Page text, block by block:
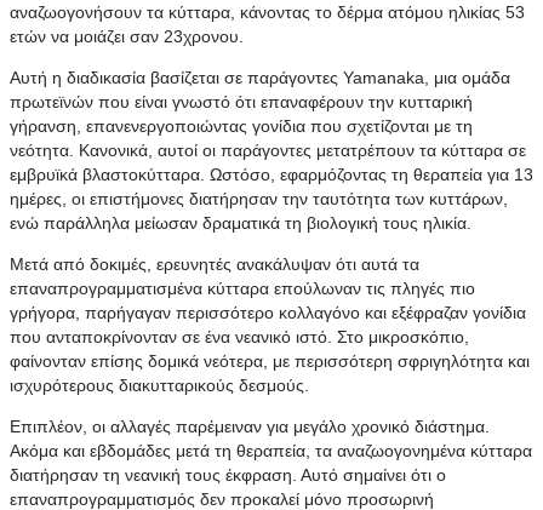
αναζωογονήσουν τα κύτταρα, κάνοντας το δέρμα ατόμου ηλικίας 53
ετών να μοιάζει σαν 23χρονου.
Αυτή η διαδικασία βασίζεται σε παράγοντες Yamanaka, μια ομάδα
πρωτεϊνών που είναι γνωστό ότι επαναφέρουν την κυτταρική
γήρανση, επανενεργοποιώντας γονίδια που σχετίζονται με τη
νεότητα. Κανονικά, αυτοί οι παράγοντες μετατρέπουν τα κύτταρα σε
εμβρυϊκά βλαστοκύτταρα. Ωστόσο, εφαρμόζοντας τη θεραπεία για 13
ημέρες, οι επιστήμονες διατήρησαν την ταυτότητα των κυττάρων,
ενώ παράλληλα μείωσαν δραματικά τη βιολογική τους ηλικία.
Μετά από δοκιμές, ερευνητές ανακάλυψαν ότι αυτά τα
επαναπρογραμματισμένα κύτταρα επούλωναν τις πληγές πιο
γρήγορα, παρήγαγαν περισσότερο κολλαγόνο και εξέφραζαν γονίδια
που ανταποκρίνονταν σε ένα νεανικό ιστό. Στο μικροσκόπιο,
φαίνονταν επίσης δομικά νεότερα, με περισσότερη σφριγηλότητα και
ισχυρότερους διακυτταρικούς δεσμούς.
Επιπλέον, οι αλλαγές παρέμειναν για μεγάλο χρονικό διάστημα.
Ακόμα και εβδομάδες μετά τη θεραπεία, τα αναζωογονημένα κύτταρα
διατήρησαν τη νεανική τους έκφραση. Αυτό σημαίνει ότι ο
επαναπρογραμματισμός δεν προκαλεί μόνο προσωρινή